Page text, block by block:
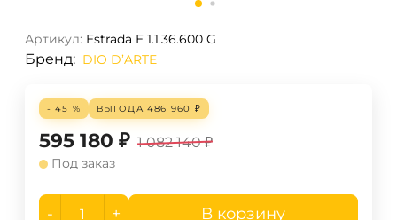
Артикул: Estrada E 1.1.36.600 G
Бренд: DIO D’ARTE
- 45 % ВЫГОДА 486 960 ₽
595 180 ₽ 1 082 140 ₽
Под заказ
- + В корзину